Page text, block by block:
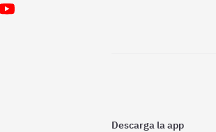
Descarga la app